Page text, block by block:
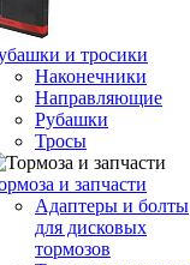
и тросики
Наконечники
Направляющие
Рубашки
Тросы
и запчасти
Адаптеры и болты
для дисковых
тормозов